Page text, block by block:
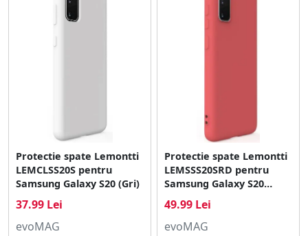
Protectie spate Lemontti
LEMCLSS20S pentru
Samsung Galaxy S20 (Gri)
37.99 Lei
evoMAG
Protectie spate Lemontti
LEMSSS20SRD pentru
Samsung Galaxy S20
(Rosu)
49.99 Lei
evoMAG